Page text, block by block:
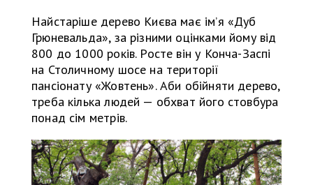
Найстаріше дерево Києва має ім’я «Дуб
Грюневальда», за різними оцінками йому від
800 до 1000 років. Росте він у Конча-Заспі
на Столичному шосе на території
пансіонату «Жовтень». Аби обійняти дерево,
треба кілька людей — обхват його стовбура
понад сім метрів.